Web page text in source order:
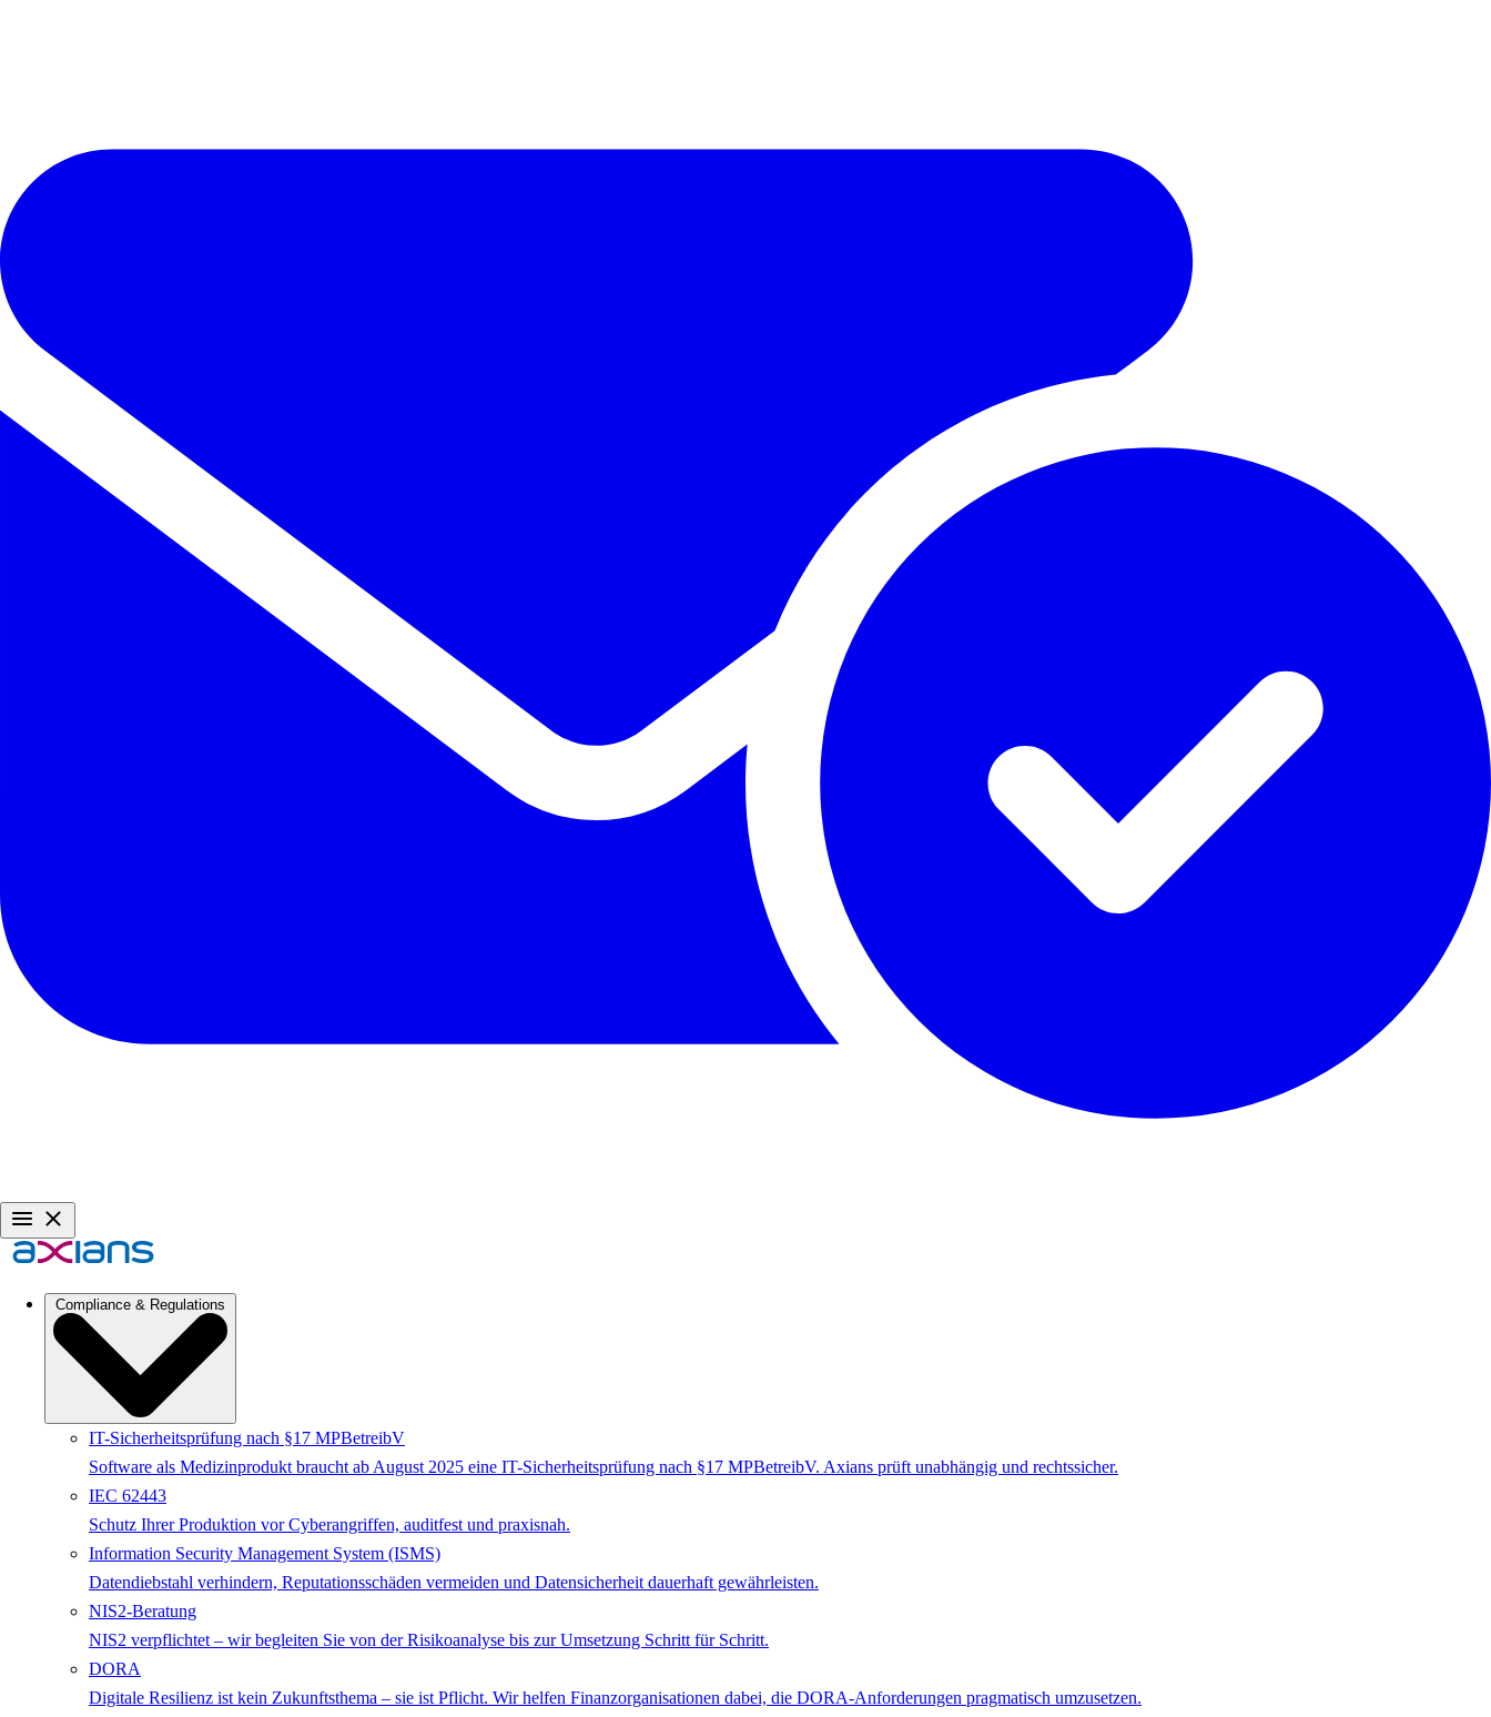
Compliance & Regulations
IT-Sicherheitsprüfung nach §17 MPBetreibV
Software als Medizinprodukt braucht ab August 2025 eine IT-Sicherheitsprüfung nach §17 MPBetreibV. Axians prüft unabhängig und rechtssicher.
IEC 62443
Schutz Ihrer Produktion vor Cyberangriffen, auditfest und praxisnah.
Information Security Management System (ISMS)
Datendiebstahl verhindern, Reputationsschäden vermeiden und Datensicherheit dauerhaft gewährleisten.
NIS2-Beratung
NIS2 verpflichtet – wir begleiten Sie von der Risikoanalyse bis zur Umsetzung Schritt für Schritt.
DORA
Digitale Resilienz ist kein Zukunftsthema – sie ist Pflicht. Wir helfen Finanzorganisationen dabei, die DORA-Anforderungen pragmatisch umzusetzen.